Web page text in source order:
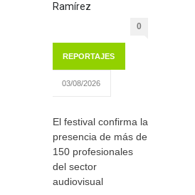
Ramírez
0
REPORTAJES
03/08/2026
El festival confirma la
presencia de más de
150 profesionales
del sector
audiovisual